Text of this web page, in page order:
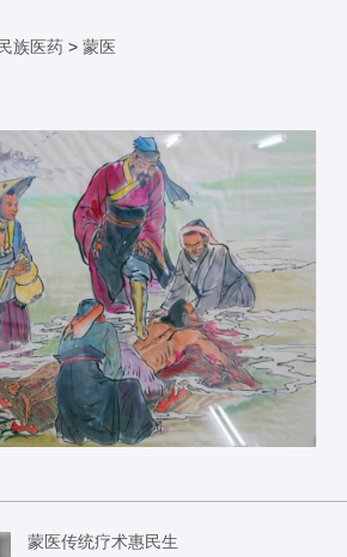
民族医药 > 蒙医
蒙医传统疗术惠民生